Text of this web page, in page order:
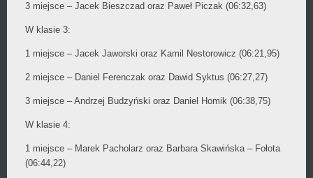
3 miejsce – Jacek Bieszczad oraz Paweł Piczak (06:32,63)
W klasie 3:
1 miejsce – Jacek Jaworski oraz Kamil Nestorowicz (06:21,95)
2 miejsce – Daniel Ferenczak oraz Dawid Syktus (06:27,27)
3 miejsce – Andrzej Budzyński oraz Daniel Homik (06:38,75)
W klasie 4:
1 miejsce – Marek Pacholarz oraz Barbara Skawińska – Fołota
(06:44,22)